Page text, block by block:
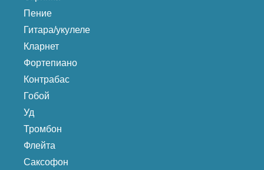
Пение
Гитара/укулеле
Кларнет
Фортепиано
Контрабас
Гобой
Уд
Тромбон
Флейта
Саксофон